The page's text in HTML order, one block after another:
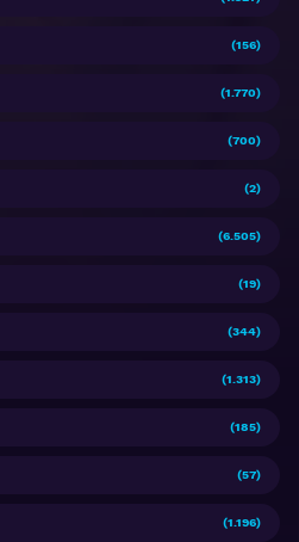
(156)
(1.770)
(700)
(2)
(6.505)
(19)
(344)
(1.313)
(185)
(57)
(1.196)